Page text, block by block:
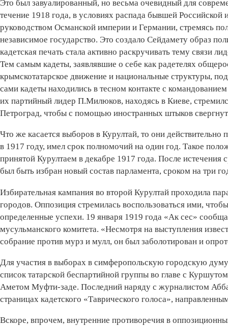
Это был завуалированный, но весьма очевидный для
течение 1918 года, в условиях распада бывшей
руководством Османской империи и Германии, стремясь
независимое государство. Это создало Сейдамету образ
кадетская печать стала активно раскручивать тему связи
Тем самым кадеты, заявлявшие о себе как радетелях
крымскотатарское движение и национальные структуры,
сами кадеты находились в тесном контакте с
их партийный лидер П.Милюков, находясь в Киеве,
Петроград, чтобы с помощью иностранных штыков
Что же касается выборов в Курултай, то они
в 1917 году, имел срок полномочий на один год. Такое
принятой Курултаем в декабре 1917 года. После
был быть избран новый состав парламента, сроком на три
Избирательная кампания во второй Курултай проходила
городов. Оппозиция стремилась воспользоваться ими,
определенные успехи. 19 января 1919 года «Ак сес»
мусульманского комитета. «Несмотря на выступления
собрание против мурз и мулл, он был заболотирован и
Для участия в выборах в симферопольскую городскую
список татарской беспартийной группы во главе с
Аметом Муфти-заде. Последний наряду с журналистом
страницах кадетского «Таврического голоса»,
Вскоре, впрочем, внутренние противоречия в